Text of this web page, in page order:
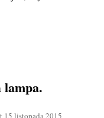
lampa.
15 listopada 2015